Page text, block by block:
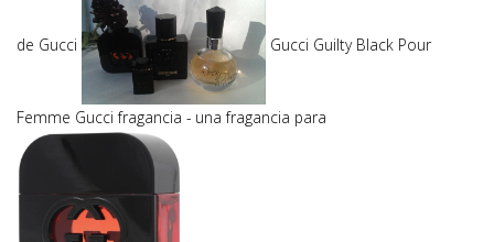
de Gucci Gucci Guilty Black Pour
Femme Gucci fragancia - una fragancia para